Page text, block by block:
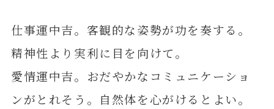
仕事運中吉。客観的な姿勢が功を奏する。
精神性より実利に目を向けて。
愛情運中吉。おだやかなコミュニケーショ
ンがとれそう。自然体を心がけるとよい。